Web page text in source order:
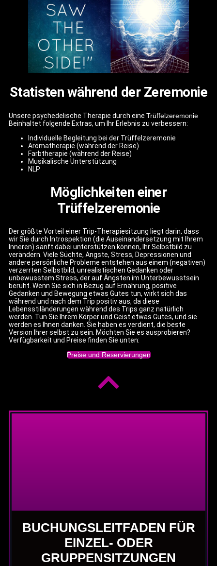
Statisten während der Zeremonie
Unsere psychedelische Therapie durch eine Trüffelzeremonie
Beinhaltet folgende Extras, um Ihr Erlebnis zu verbessern:
Individuelle Begleitung bei der Trüffelzeremonie
Aromatherapie (während der Reise)
Farbtherapie (während der Reise)
Musikalische Unterstützung
NLP
Möglichkeiten einer
Trüffelzeremonie
Der größte Vorteil einer Trip-Therapiesitzung liegt darin, dass
wir Sie durch Introspektion (die Auseinandersetzung mit Ihrem
Inneren) sanft dabei unterstützen können, Ihr Selbstbild zu
verändern. Viele Süchte, Ängste, Stress, Depressionen und
andere persönliche Probleme entstehen aus einem (negativen)
verzerrten Selbstbild, unrealistischen Gedanken oder
unbewusstem Stress, der auf Ängsten im Unterbewusstsein
beruht. Wenn Sie sich in Bezug auf Ernährung, positive
Gedanken und Bewegung etwas Gutes tun, wirkt sich das
während und nach dem Trip positiv aus, da diese
Lebensstiländerungen während des Trips ganz natürlich
werden. Tun Sie Ihrem Körper und Geist etwas Gutes, und sie
werden es Ihnen danken. Sie haben es verdient, die beste
Version Ihrer selbst zu sein. Möchten Sie es ausprobieren?
Verfügbarkeit und Preise finden Sie unten:
Preise und Reservierungen
BUCHUNGSLEITFADEN FÜR
EINZEL- ODER
GRUPPENSITZUNGEN